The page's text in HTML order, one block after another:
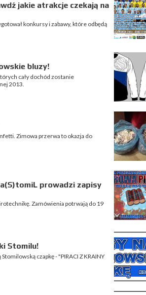
jakie atrakcje czekają na
konkursy i zabawy, które odbędą
bluzy!
cały dochód zostanie
2013.
Zimowa przerwa to okazja do
prowadzi zapisy
Zamówienia potrwają do 19
Stomilu!
czapkę - "PIRACI Z KRAINY